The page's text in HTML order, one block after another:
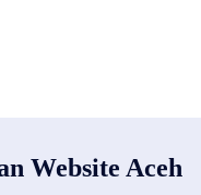
Website Aceh